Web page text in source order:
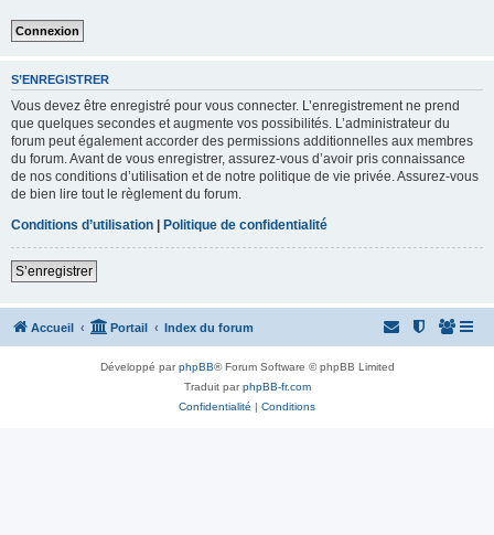
S’ENREGISTRER
Vous devez être enregistré pour vous connecter. L’enregistrement ne prend
que quelques secondes et augmente vos possibilités. L’administrateur du
forum peut également accorder des permissions additionnelles aux membres
du forum. Avant de vous enregistrer, assurez-vous d’avoir pris connaissance
de nos conditions d’utilisation et de notre politique de vie privée. Assurez-vous
de bien lire tout le règlement du forum.
Conditions d’utilisation | Politique de confidentialité
S’enregistrer
Accueil Portail Index du forum
Développé parphpBB® Forum Software © phpBB Limited
Traduit parphpBB-fr.com
Confidentialité | Conditions